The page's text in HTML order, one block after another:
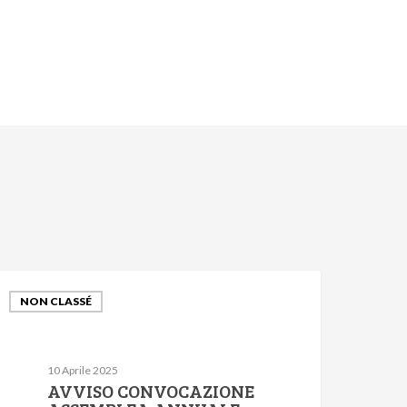
NON CLASSÉ
10 Aprile 2025
AVVISO CONVOCAZIONE